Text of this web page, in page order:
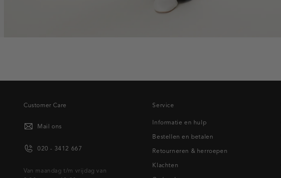
Customer Care
Mail ons
020 - 3412 667
Van maandag t/m vrijdag van
Service
Informatie en hulp
Bestellen en betalen
Retourneren & herroepen
Klachten